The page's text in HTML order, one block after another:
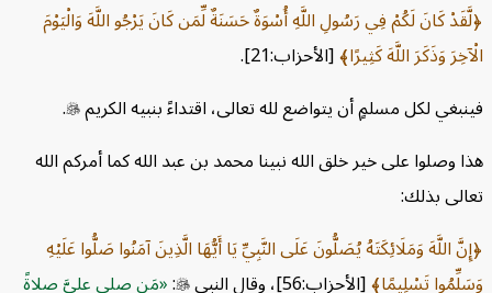
كَانَ لَكُمْ فِي رَسُولِ اللَّهِ أُسْوَةٌ حَسَنَةٌ لِّمَن كَانَ يَرْجُو اللَّهَ وَالْيَوْمَ
وَذَكَرَ اللَّهَ كَثِيرًا [الأحزاب:21].
لكل مسلمٍ أن يتواضع لله تعالى، اقتداءً بنبيه الكريم
.
على خير خلق الله نبينا محمد بن عبد الله كما أمركم الله
بذلك:
وَمَلَائِكَتَهُ يُصَلُّونَ عَلَى النَّبِيِّ يَا أَيُّهَا الَّذِينَ آمَنُوا صَلُّوا عَلَيْهِ
تَسْلِيمًا [الأحزاب:56]، وقال النبي 
: مَن صلى عليَّ صلاةً